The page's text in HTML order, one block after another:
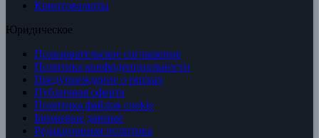
Криптовалюты
Юридическое
Пользовательское соглашение
Политика конфиденциальности
Предупреждение о рисках
Публичная оферта
Политика файлов cookie
Биржевые данные
Редакционная политика